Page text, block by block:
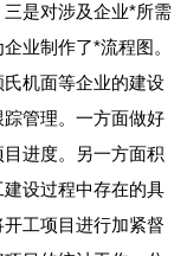
是对涉及企业*所需
业制作了*流程图。
机面等企业的建设
管理。一方面做好
进度。另一方面积
设过程中存在的具
工项目进行加紧督